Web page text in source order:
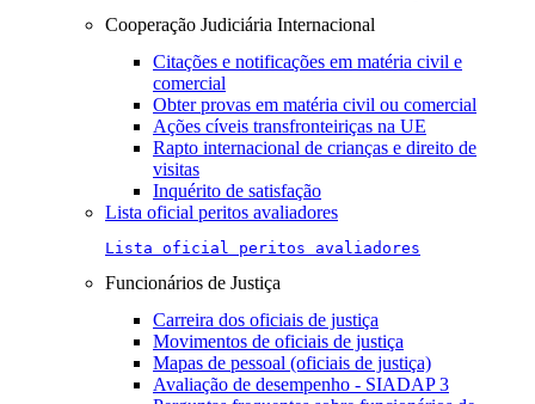
Cooperação Judiciária Internacional
Citações e notificações em matéria civil e
comercial
Obter provas em matéria civil ou comercial
Ações cíveis transfronteiriças na UE
Rapto internacional de crianças e direito de
visitas
Inquérito de satisfação
Lista oficial peritos avaliadores
Lista oficial peritos avaliadores
Funcionários de Justiça
Carreira dos oficiais de justiça
Movimentos de oficiais de justiça
Mapas de pessoal (oficiais de justiça)
Avaliação de desempenho - SIADAP 3